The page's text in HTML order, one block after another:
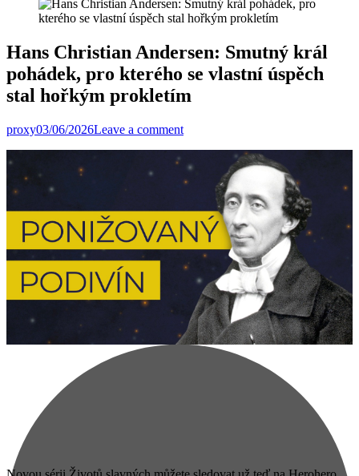
Hans Christian Andersen: Smutný král
pohádek, pro kterého se vlastní úspěch
stal hořkým prokletím
proxy03/06/2026Leave a comment